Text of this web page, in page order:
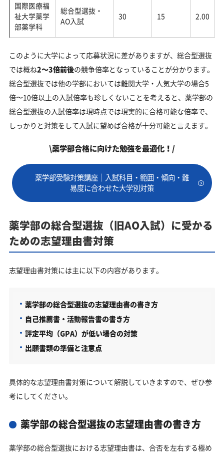
国際医療福
祉大学薬学
部薬学科
総合型選抜・
AO入試
30 15 2.00
このように大学によって応募状況に差がありますが、総合型選抜
では概ね2～3倍前後の競争倍率となっていることが分かります​。
総合型選抜では他の学部においては難関大学・人気大学の場合5
倍〜10倍以上の入試倍率も珍しくないことを考えると、薬学部の
総合型選抜の入試倍率は現時点では現実的に合格可能な倍率で、
しっかりと対策をして入試に望めば合格が十分可能と言えます。
\薬学部合格に向けた勉強を最適化！/
薬学部受験対策講座｜入試科目・範囲・傾向・難
易度に合わせた大学別対策
薬学部の総合型選抜（旧AO入試）に受かる
ための志望理由書対策
志望理由書対策には主に以下の内容があります。
薬学部の総合型選抜の志望理由書の書き方
自己推薦書・活動報告書の書き方
評定平均（GPA）が低い場合の対策
出願書類の準備と注意点
具体的な志望理由書対策について解説していきますので、ぜひ参
考にしてください。
薬学部の総合型選抜の志望理由書の書き方
薬学部の総合型選抜における志望理由書は、合否を左右する極め